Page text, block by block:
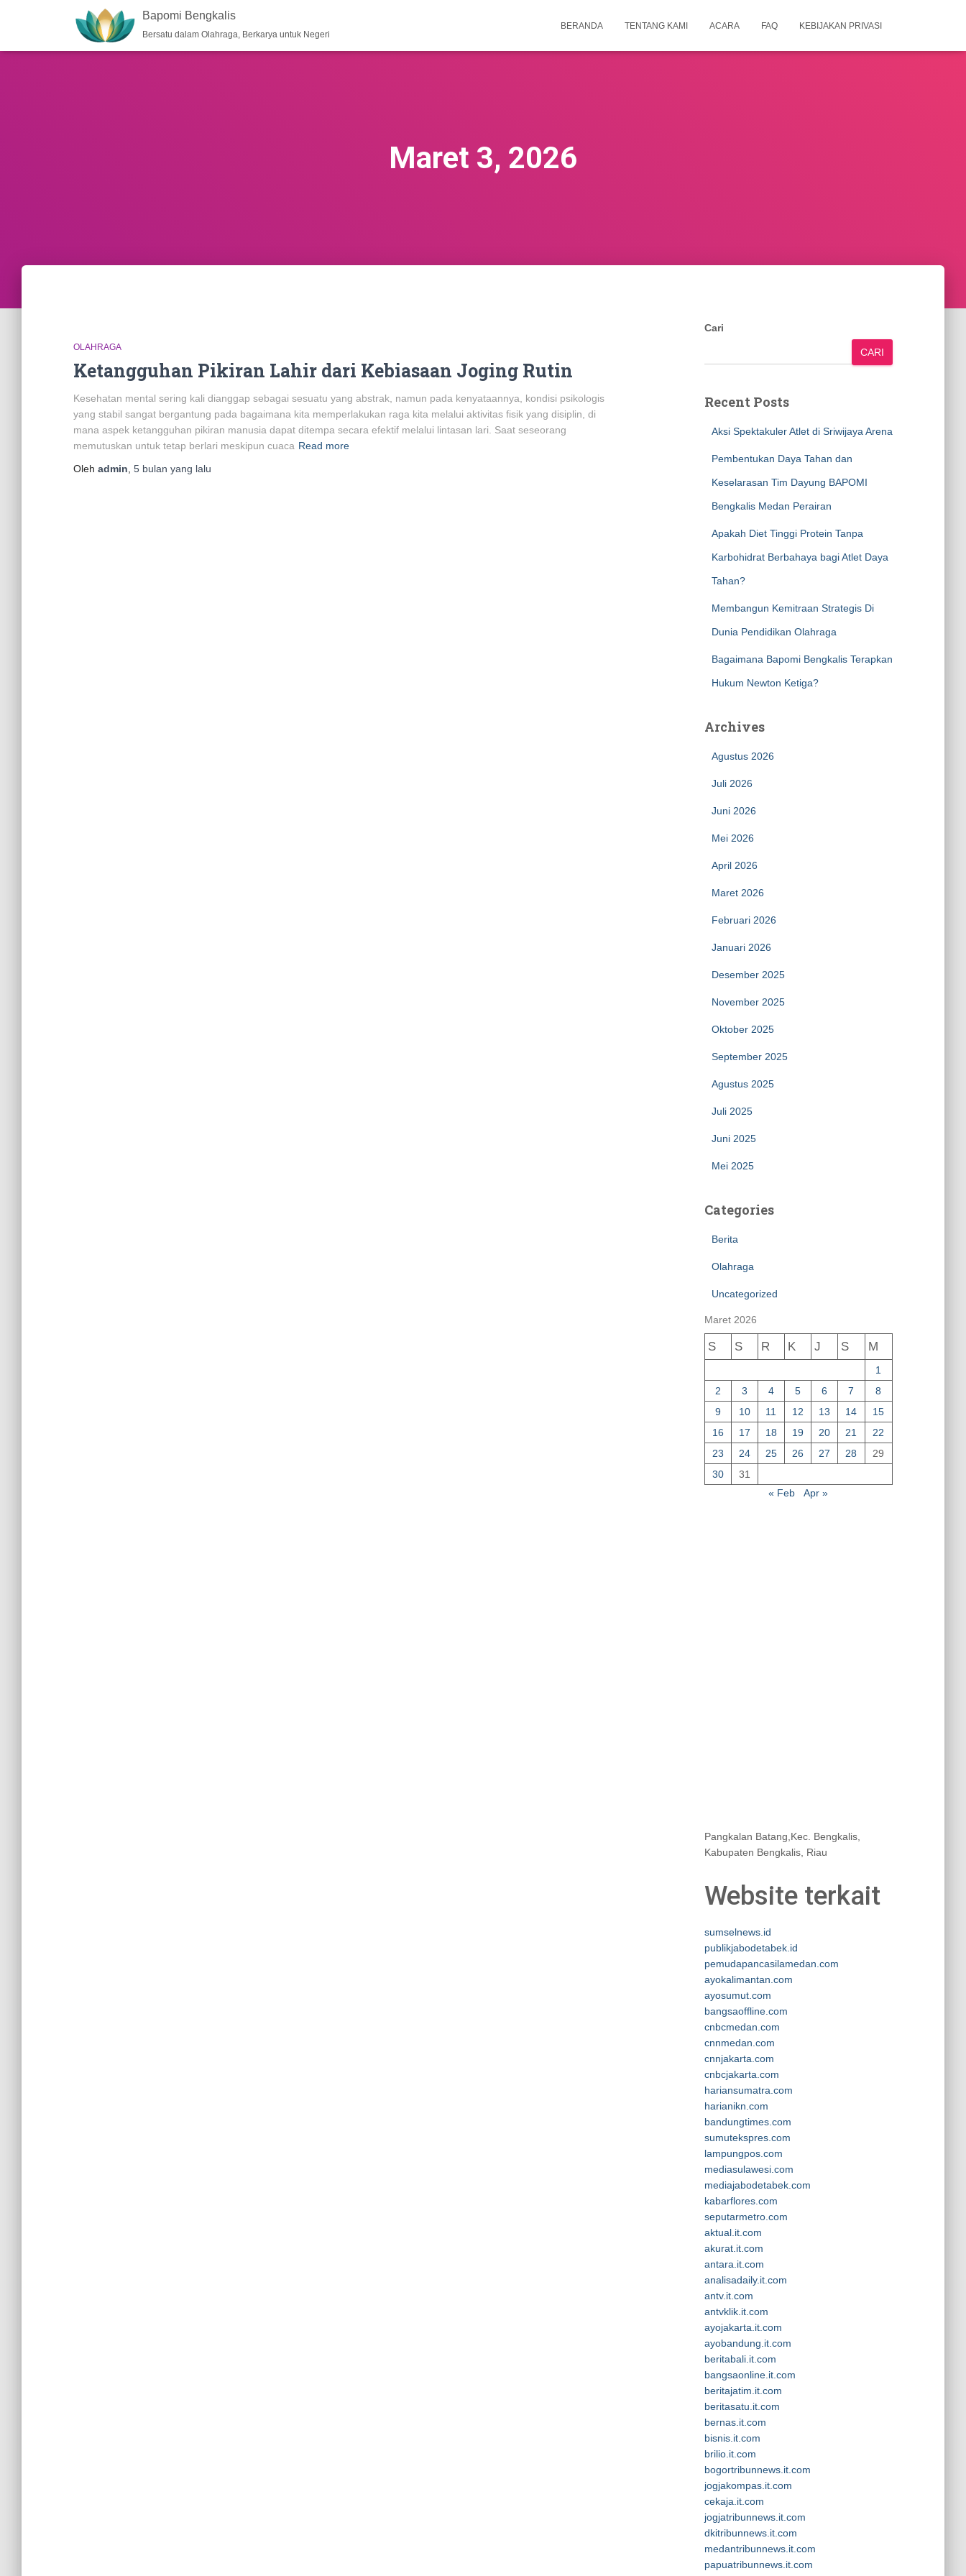
Bapomi Bengkalis
Bersatu dalam Olahraga, Berkarya untuk Negeri
BERANDA TENTANG KAMI ACARA FAQ KEBIJAKAN PRIVASI
Maret 3, 2026
OLAHRAGA
Ketangguhan Pikiran Lahir dari Kebiasaan Joging Rutin
Kesehatan mental sering kali dianggap sebagai sesuatu yang abstrak, namun pada kenyataannya, kondisi psikologis
yang stabil sangat bergantung pada bagaimana kita memperlakukan raga kita melalui aktivitas fisik yang disiplin, di
mana aspek ketangguhan pikiran manusia dapat ditempa secara efektif melalui lintasan lari. Saat seseorang
memutuskan untuk tetap berlari meskipun cuaca Read more
Oleh admin 5 bulan yang lalu
Cari
CARI
Recent Posts
Aksi Spektakuler Atlet di Sriwijaya Arena
Pembentukan Daya Tahan dan
Keselarasan Tim Dayung BAPOMI
Bengkalis Medan Perairan
Apakah Diet Tinggi Protein Tanpa
Karbohidrat Berbahaya bagi Atlet Daya
Tahan?
Membangun Kemitraan Strategis Di
Dunia Pendidikan Olahraga
Bagaimana Bapomi Bengkalis Terapkan
Hukum Newton Ketiga?
Archives
Agustus 2026
Juli 2026
Juni 2026
Mei 2026
April 2026
Maret 2026
Februari 2026
Januari 2026
Desember 2025
November 2025
Oktober 2025
September 2025
Agustus 2025
Juli 2025
Juni 2025
Mei 2025
Categories
Berita
Olahraga
Uncategorized
Maret 2026
S S R K J S M
1
2
3 4 5 6 7
8
9
10 11 12 13 14
15
16
17 18 19 20 21
22
23
24 25 26 27 28
29
30
31
« Feb
Apr »
Pangkalan Batang,Kec. Bengkalis,
Kabupaten Bengkalis, Riau
Website terkait
sumselnews.id
publikjabodetabek.id
pemudapancasilamedan.com
ayokalimantan.com
ayosumut.com
bangsaoffline.com
cnbcmedan.com
cnnmedan.com
cnnjakarta.com
cnbcjakarta.com
hariansumatra.com
harianikn.com
bandungtimes.com
sumutekspres.com
lampungpos.com
mediasulawesi.com
mediajabodetabek.com
kabarflores.com
seputarmetro.com
aktual.it.com
akurat.it.com
antara.it.com
analisadaily.it.com
antv.it.com
antvklik.it.com
ayojakarta.it.com
ayobandung.it.com
beritabali.it.com
bangsaonline.it.com
beritajatim.it.com
beritasatu.it.com
bernas.it.com
bisnis.it.com
brilio.it.com
bogortribunnews.it.com
jogjakompas.it.com
cekaja.it.com
jogjatribunnews.it.com
dkitribunnews.it.com
medantribunnews.it.com
papuatribunnews.it.com